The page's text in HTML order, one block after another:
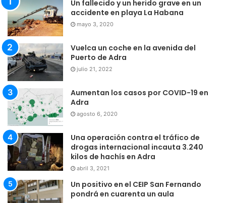
Un fallecido y un herido grave en un
accidente en playa La Habana
mayo 3, 2020
Vuelca un coche en la avenida del
Puerto de Adra
julio 21, 2022
Aumentan los casos por COVID-19 en
Adra
agosto 6, 2020
Una operación contra el tráfico de
drogas internacional incauta 3.240
kilos de hachís en Adra
abril 3, 2021
Un positivo en el CEIP San Fernando
pondrá en cuarenta un aula